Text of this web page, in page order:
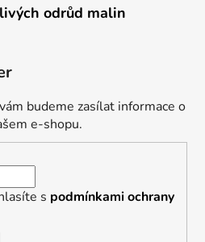
odrůd malin
budeme zasílat informace o
e-shopu.
s podmínkami ochrany